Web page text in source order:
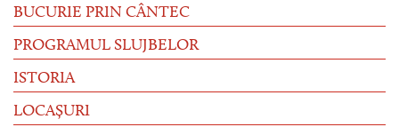
BUCURIE PRIN CÂNTEC
PROGRAMUL SLUJBELOR
ISTORIA
LOCAȘURI